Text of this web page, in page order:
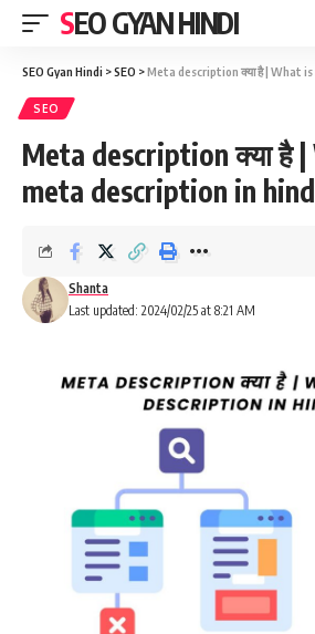
SEO GYAN HINDI
SEO Gyan Hindi >SEO >Meta description क्या है | What
SEO
Meta description क्या है
meta description in
Last updated: 2024/02/25 at 8:21 AM
Shanta